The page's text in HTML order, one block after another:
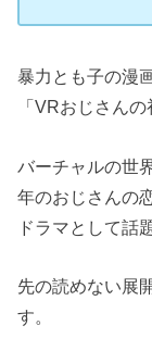
暴力とも子の漫
「VRおじさんの
バーチャルの世
年のおじさんの
ドラマとして話
先の読めない展
す。